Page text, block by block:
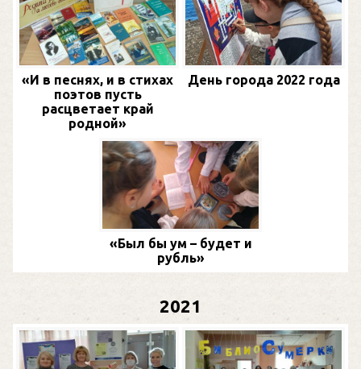
«И в песнях, и в стихах
поэтов пусть
расцветает край
родной»
День города 2022 года
«Был бы ум – будет и
рубль»
2021